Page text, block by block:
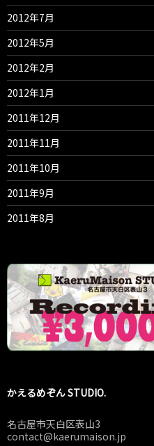
2012年7月
2012年5月
2012年2月
2012年1月
2011年12月
2011年11月
2011年10月
2011年9月
2011年8月
かえるめぞん STUDIO.
名古屋市天白区表山3
contact@kaerumaison.jp